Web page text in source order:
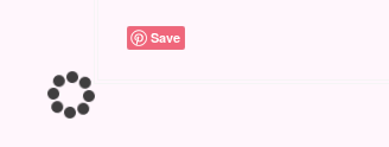
Save